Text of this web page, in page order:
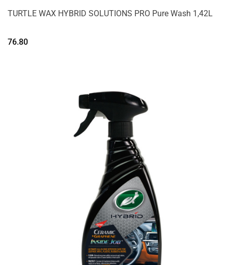
TURTLE WAX HYBRID SOLUTIONS PRO Pure Wash 1,42L
76.80